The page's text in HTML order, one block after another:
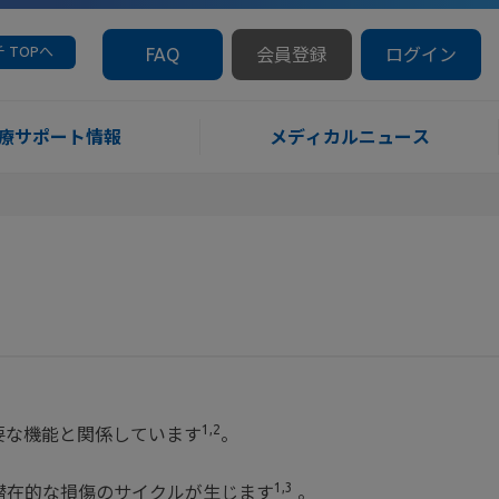
TOPへ FAQ 会員登録 ログイン
サポート情報 メディカルニュース
機能と関係しています1,2。
的な損傷のサイクルが生じます1,3 。